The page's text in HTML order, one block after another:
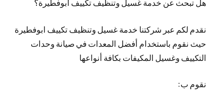
هل تبحث عن خدمة غسيل وتنظيف تكييف ابوفطيرة؟
نقدم لكم عبر شركتنا خدمة غسيل وتنظيف تكييف ابوفطيرة
حيث نقوم باستخدام أفضل المعدات في صيانة وحدات
التكييف وغسيل المكيفات بكافة أنواعها
نقوم ب: